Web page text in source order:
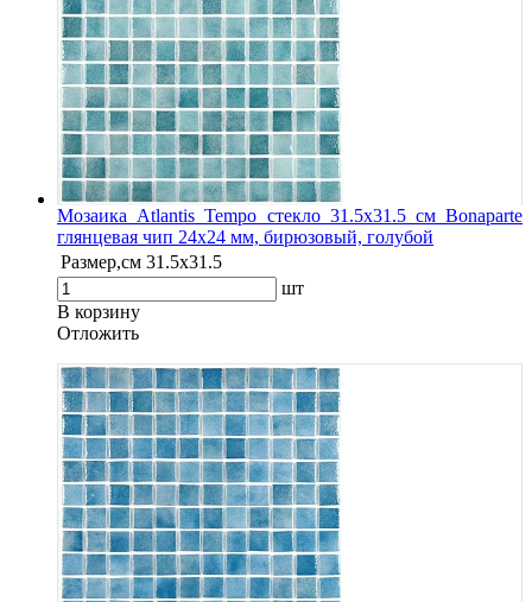
Мозаика Atlantis Tempo стекло 31.5х31.5 см Bonaparte
глянцевая чип 24х24 мм, бирюзовый, голубой
Размер,см 31.5х31.5
шт
В корзину
Oтложить